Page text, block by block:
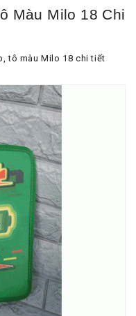
Màu Milo 18 Chi
tô màu Milo 18 chi tiết